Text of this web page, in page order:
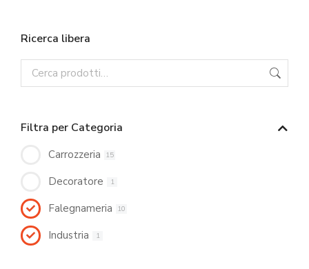
Ricerca libera
Filtra per Categoria
Carrozzeria 15
Decoratore 1
Falegnameria 10
Industria 1